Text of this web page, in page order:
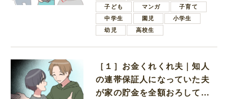
子ども
マンガ
子育て
中学生
園児
小学生
幼児
高校生
［１］お金くれくれ夫｜知人
の連帯保証人になっていた夫
が家の貯金を全額おろしてほ